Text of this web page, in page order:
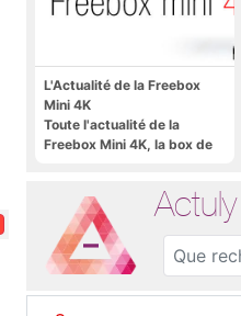
L'Actualité de la Freebox
Mini 4K
Toute l'actualité de la
Freebox Mini 4K, la box de
Actuly